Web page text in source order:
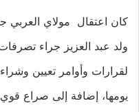
كان اعتقال مولاي
ولد عبد العزيز جراء
لقرارات وأوامر تعيين
يومها، إضافة إلى صراع